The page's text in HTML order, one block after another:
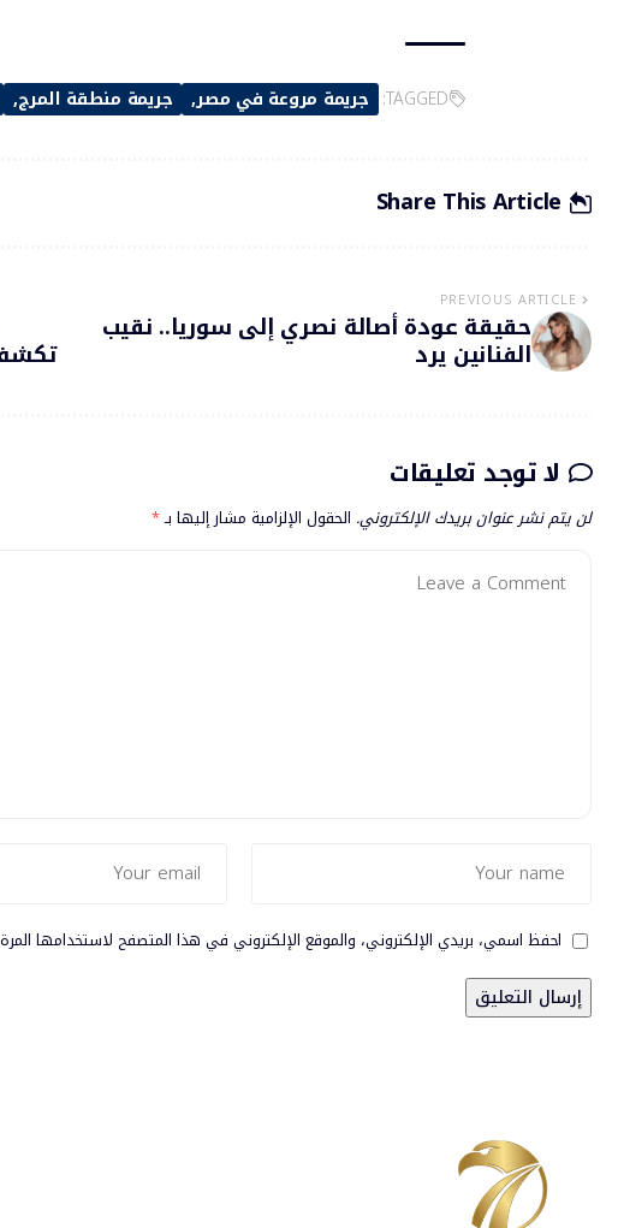
TAGGED: جريمة مروعة في مصر جريمة منطقة المرج
Share This Article
PREVIOUS ARTICLE
حقيقة عودة أصالة نصري إلى سوريا.. نقيب
الفنانين يرد تكشف
لا توجد تعليقات
لن يتم نشر عنوان بريدك الإلكتروني. الحقول الإلزامية مشار إليها بـ*
احفظ اسمي، بريدي الإلكتروني، والموقع الإلكتروني في هذا المتصفح لاستخدامها